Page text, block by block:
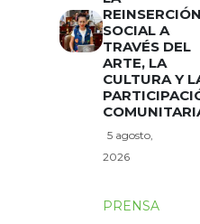
SOCIAL A
TRAVÉS DEL
ARTE, LA
CULTURA Y
5 agosto,
2026
PRENSA